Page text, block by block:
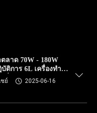
ลาด 70W - 180W
ติการ 6L เครื่องทํา
มที่ฉลาด
ย์
2025-06-16